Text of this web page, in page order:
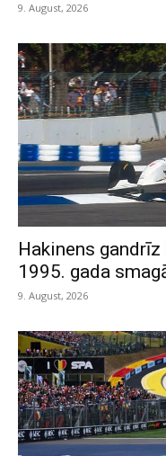
9. August, 2026
Hakinens
1995. gada
9. August, 2026